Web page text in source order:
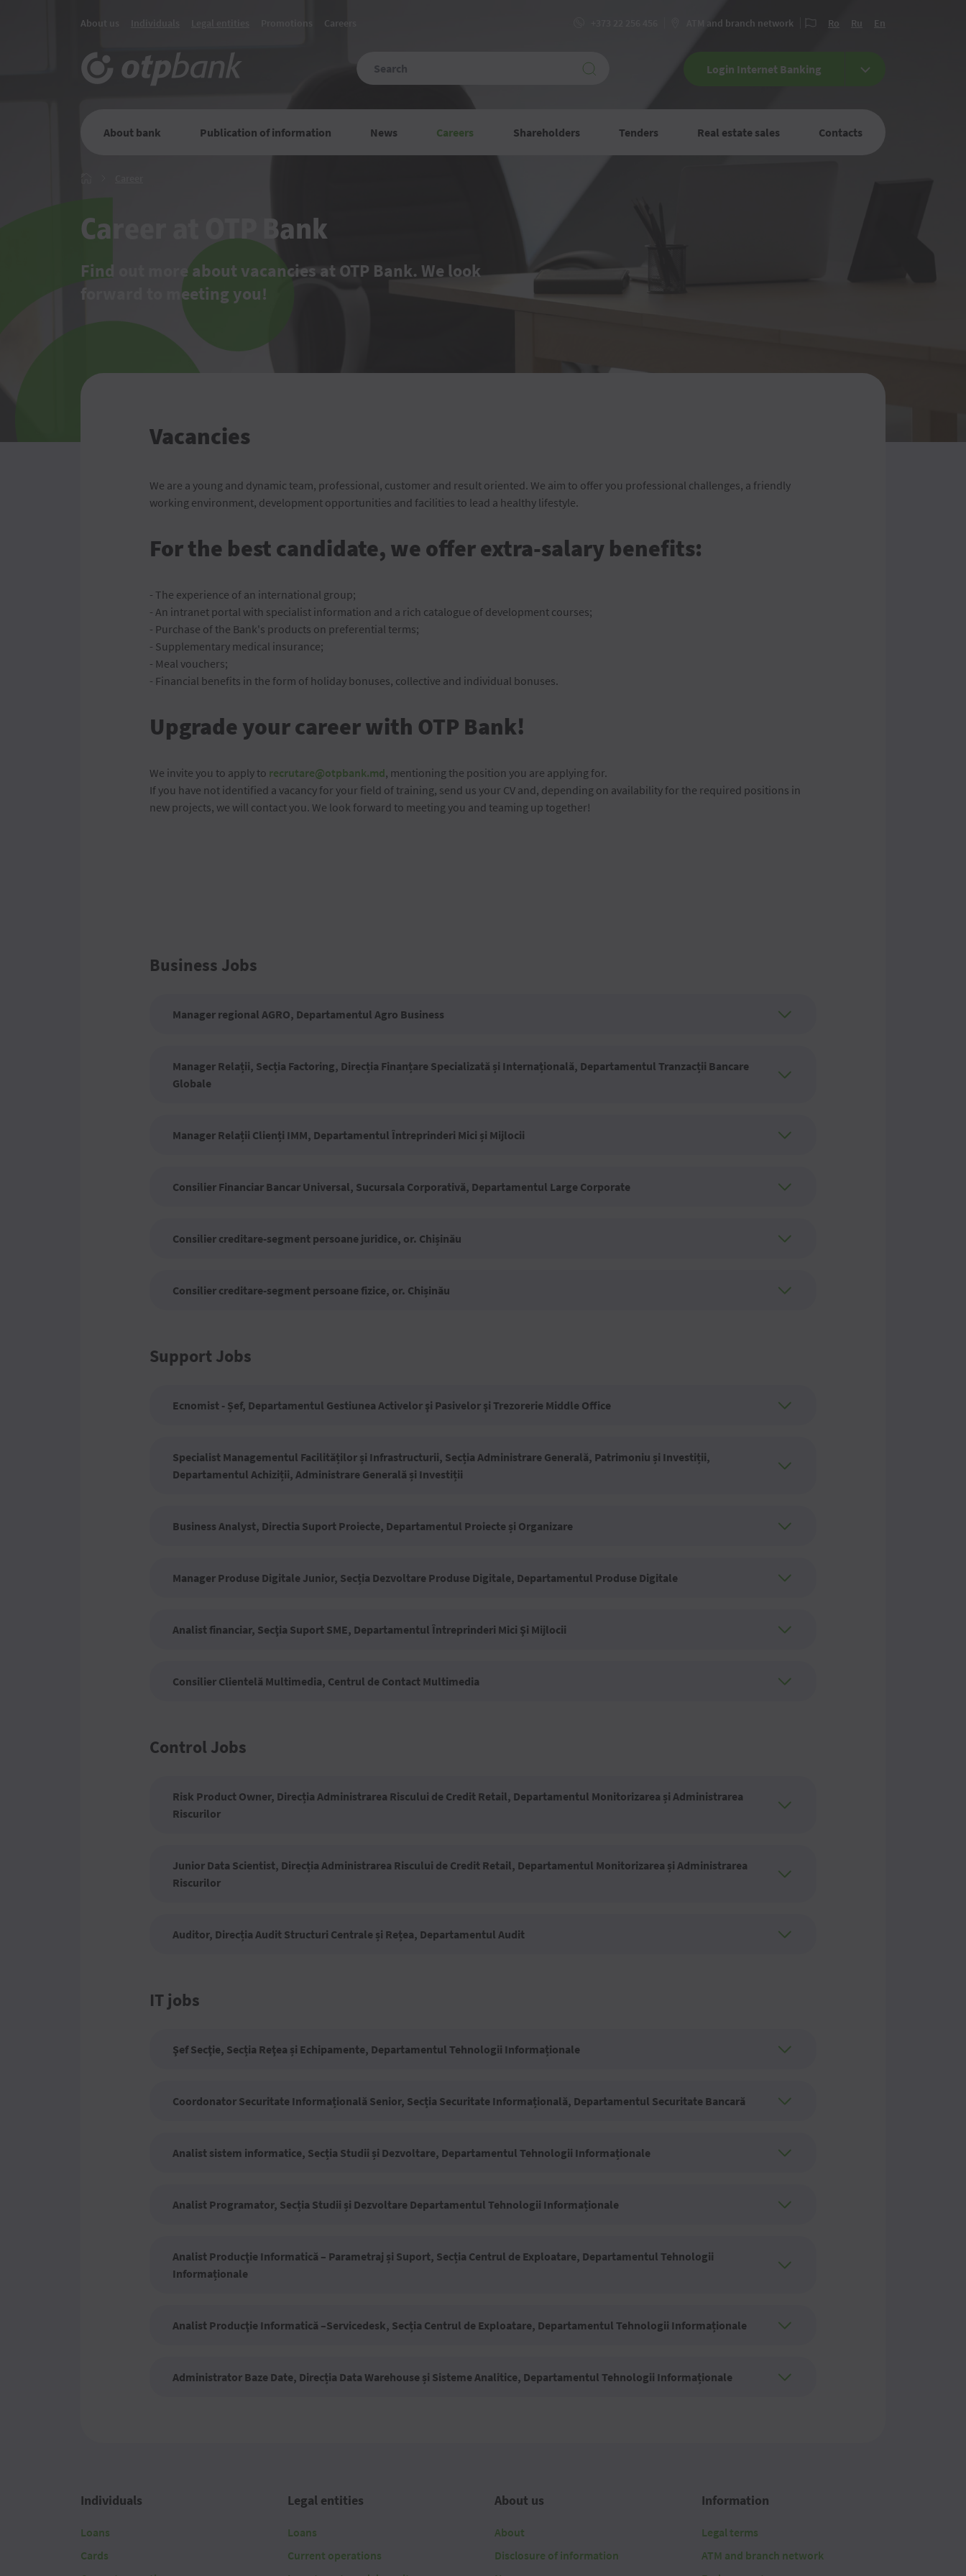
About us Promotions Сareers ATM and branch network Ro Ru En
Login Internet Banking
About bank Publication of information News Careers Shareholders Tenders Real estate sales Contacts
Career at OTP Bank
Find out more about vacancies at OTP Bank. We look
forward to meeting you!
Vacancies
We are a young and dynamic team, professional, customer and result oriented. We aim to offer you professional challenges, a friendly
working environment, development opportunities and facilities to lead a healthy lifestyle.
For the best candidate, we offer extra-salary benefits:
- The experience of an international group;
- An intranet portal with specialist information and a rich catalogue of development courses;
- Purchase of the Bank's products on preferential terms;
- Supplementary medical insurance;
- Meal vouchers;
- Financial benefits in the form of holiday bonuses, collective and individual bonuses.
Upgrade your career with OTP Bank!
We invite you to apply to recrutare@otpbank.md, mentioning the position you are applying for.
If you have not identified a vacancy for your field of training, send us your CV and, depending on availability for the required positions in
new projects, we will contact you. We look forward to meeting you and teaming up together!
Business Jobs
Manager regional AGRO, Departamentul Agro Business
Manager Relații, Secția Factoring, Direcția Finanțare Specializată și Internațională, Departamentul Tranzacții Bancare
Globale
Manager Relații Clienți IMM, Departamentul Întreprinderi Mici și Mijlocii
Consilier Financiar Bancar Universal, Sucursala Corporativă, Departamentul Large Corporate
Consilier creditare-segment persoane juridice, or. Chișinău
Consilier creditare-segment persoane fizice, or. Chișinău
Support Jobs
Ecnomist - Șef, Departamentul Gestiunea Activelor şi Pasivelor şi Trezorerie Middle Office
Specialist Managementul Facilităților și Infrastructurii, Secția Administrare Generală, Patrimoniu și Investiții,
Departamentul Achiziții, Administrare Generală și Investiții
Business Analyst, Directia Suport Proiecte, Departamentul Proiecte și Organizare
Manager Produse Digitale Junior, Secția Dezvoltare Produse Digitale, Departamentul Produse Digitale
Analist financiar, Secţia Suport SME, Departamentul Întreprinderi Mici Şi Mijlocii
Consilier Clientelă Multimedia, Centrul de Contact Multimedia
Control Jobs
Risk Product Owner, Direcția Administrarea Riscului de Credit Retail, Departamentul Monitorizarea și Administrarea
Riscurilor
Junior Data Scientist, Direcția Administrarea Riscului de Credit Retail, Departamentul Monitorizarea și Administrarea
Riscurilor
Auditor, Direcția Audit Structuri Centrale și Rețea, Departamentul Audit
IT jobs
Şef Secţie, Secția Reţea și Echipamente, Departamentul Tehnologii Informaționale
Coordonator Securitate Informațională Senior, Secția Securitate Informațională, Departamentul Securitate Bancară
Analist sistem informatice, Secția Studii și Dezvoltare, Departamentul Tehnologii Informaționale
Analist Programator, Secția Studii și Dezvoltare Departamentul Tehnologii Informaționale
Analist Producţie Informatică – Parametraj și Suport, Secția Centrul de Exploatare, Departamentul Tehnologii
Informaționale
Analist Producţie Informatică –Servicedesk, Secția Centrul de Exploatare, Departamentul Tehnologii Informaționale
Administrator Baze Date, Direcția Data Warehouse și Sisteme Analitice, Departamentul Tehnologii Informaționale
Individuals
Loans
Cards
Legal entities
Loans
Current operations
About us
About
Disclosure of information
Information
Legal terms
ATM and branch network